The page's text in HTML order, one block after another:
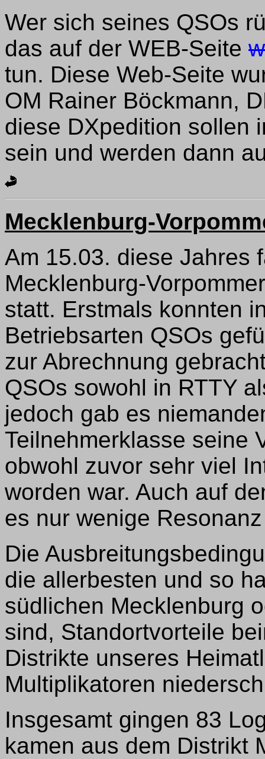
Wer sich seines QSOs
das auf der WEB-Seite
tun. Diese Web-Seite
OM Rainer Böckmann,
diese DXpedition sollen
sein und werden dann
Mecklenburg-
Am 15.03. diese Jahres
Mecklenburg-
statt. Erstmals konnten
Betriebsarten QSOs
zur Abrechnung
QSOs sowohl in RTTY
jedoch gab es
Teilnehmerklasse seine
obwohl zuvor sehr viel
worden war. Auch auf
es nur wenige
Die
die allerbesten und so
südlichen Mecklenburg
sind, Standortvorteile
Distrikte unseres
Multiplikatoren
Insgesamt gingen 83
kamen aus dem Distrikt